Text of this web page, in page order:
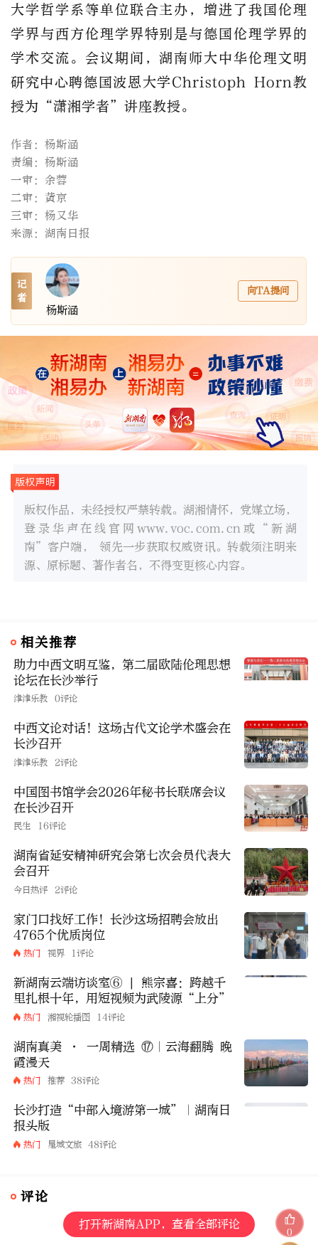
大学哲学系等单位联合主办，增进了我国伦理
学界与西方伦理学界特别是与德国伦理学界的
学术交流 。会议期间，湖南师大中华伦理文明
研究中心聘德国波恩大学Christoph Horn教
授为 “潇湘学者”讲座教授。
作者：杨斯涵
责编：杨斯涵
一审：余蓉
二审：黄京
三审：杨又华
来源：湖南日报
记
者
杨斯涵
向TA提问
版权作品，未经授权严禁转载。湖湘情怀，党媒立场，
登录华声在线官网www.voc.com.cn或“新湖
南”客户端， 领先一步获取权威资讯。转载须注明来
源、原标题、著作者名，不得变更核心内容。
相关推荐
助力中西文明互鉴，第二届欧陆伦理思想
论坛在长沙举行
津津乐教 0评论
中西文论对话！这场古代文论学术盛会在
长沙召开
津津乐教 2评论
中国图书馆学会2026年秘书长联席会议
在长沙召开
民生 16评论
湖南省延安精神研究会第七次会员代表大
会召开
今日热评 2评论
家门口找好工作！长沙这场招聘会放出
4765个优质岗位
热门 视界 1评论
新湖南云端访谈室⑥ | 熊宗喜：跨越千
里扎根十年，用短视频为武陵源“上分”
热门 湘视轮播图 14评论
湖南真美 · 一周精选 ⑰｜云海翻腾 晚
霞漫天
热门 推荐 38评论
长沙打造“中部入境游第一城”｜湖南日
报头版
热门 星城文旅 48评论
评论
打开新湖南APP，查看全部评论
0